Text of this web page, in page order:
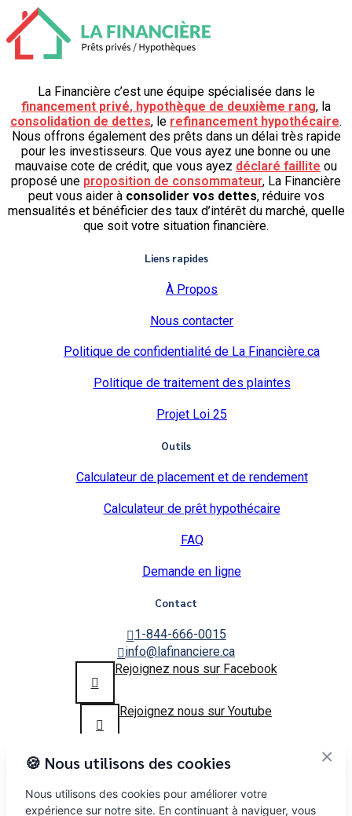
La Financière c’est une équipe spécialisée dans le
financement privé, hypothèque de deuxième rang, la
consolidation de dettes, le refinancement hypothécaire.
Nous offrons également des prêts dans un délai très rapide
pour les investisseurs. Que vous ayez une bonne ou une
mauvaise cote de crédit, que vous ayez déclaré faillite ou
proposé une proposition de consommateur, La Financière
peut vous aider à consolider vos dettes, réduire vos
mensualités et bénéficier des taux d’intérêt du marché, quelle
que soit votre situation financière.
Liens rapides
À Propos
Nous contacter
Politique de confidentialité de La Financière.ca
Politique de traitement des plaintes
Projet Loi 25
Outils
Calculateur de placement et de rendement
Calculateur de prêt hypothécaire
FAQ
Demande en ligne
Contact
1-844-666-0015
info@lafinanciere.ca
Rejoignez nous sur Facebook
Rejoignez nous sur Youtube
Copyright © 2025lafinanciere.ca– Tous droits réservés
La Financière ou 9130-0954 Québec Inc sont des noms qui
sont enregistrés au registre des entreprises et peuvent être
🍪 Nous utilisons des cookies ×
Nous utilisons des cookies pour améliorer votre
expérience sur notre site. En continuant à naviguer, vous